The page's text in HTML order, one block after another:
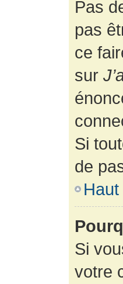
Pas
pas
ce
sur
Si
de
Haut
Si
votre